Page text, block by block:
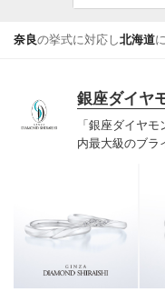
奈良の挙式に対応し北海道
銀座ダイヤ
「銀座ダイヤ
内最大級のブラ
では国内最大
揃え、ふたり
足の選択がで
様にご満足いた
のクオリティや
頭でお確かめく